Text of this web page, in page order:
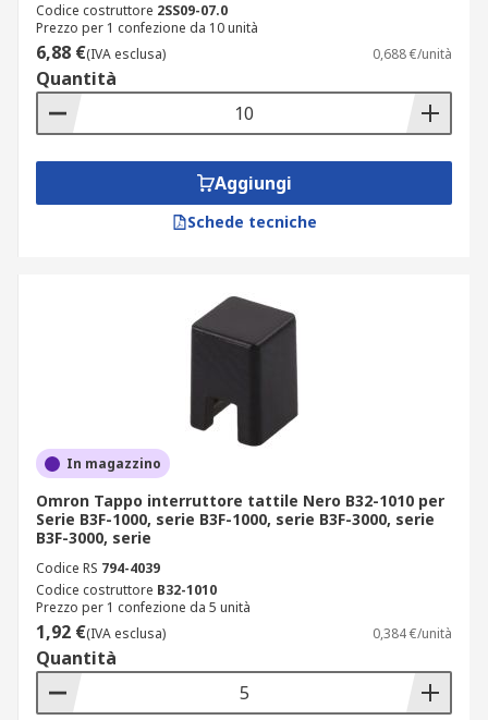
Codice costruttore 2SS09-07.0
Prezzo per 1 confezione da 10 unità
6,88 €(IVA esclusa) 0,688 €/unità
Quantità
Aggiungi
Schede tecniche
In magazzino
Omron Tappo interruttore tattile Nero B32-1010 per
Serie B3F-1000, serie B3F-1000, serie B3F-3000, serie
B3F-3000, serie
Codice RS 794-4039
Codice costruttore B32-1010
Prezzo per 1 confezione da 5 unità
1,92 €(IVA esclusa) 0,384 €/unità
Quantità